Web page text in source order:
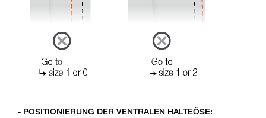
- POSITIONIERUNG DER VENTRALEN HALTEÖSE: